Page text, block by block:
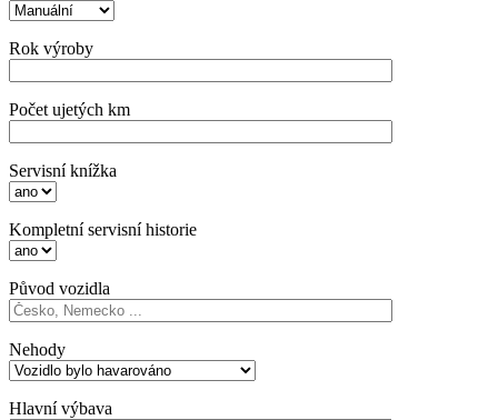
Rok výroby
Počet ujetých km
Servisní knížka
Kompletní servisní historie
Původ vozidla
Nehody
Hlavní výbava